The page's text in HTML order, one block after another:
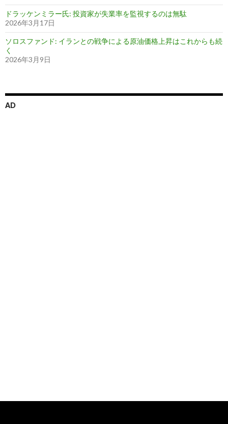
ドラッケンミラー氏: 投資家が失業率を監視するのは無駄
2026年3月17日
ソロスファンド: イランとの戦争による原油価格上昇はこれからも続
く
2026年3月9日
AD